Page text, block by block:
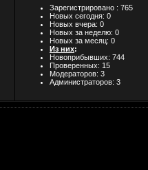
Зарегистрировано : 765
Новых сегодня: 0
Новых вчера: 0
Новых за неделю: 0
Новых за месяц: 0
Из них:
Новоприбывших: 744
Проверенных: 15
Модераторов: 3
Администраторов: 3